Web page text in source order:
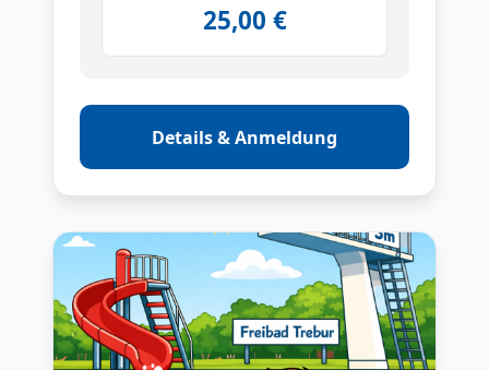
25,00 €
Details & Anmeldung